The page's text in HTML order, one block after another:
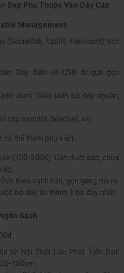
Đẹp Phụ Thuộc Vào Dây Cáp
Management
(Secretlab, Uplift, Flexispot) tích
Dây điện và USB đi qua gọn
dưới: Giấu toàn bộ dây nguồn,
cáp monitor, headset, v.v.
có thể thêm phụ kiện:
(100-300K): Gắn dưới bàn, chứa
theo cạnh bàn, gọn gàng mà rẻ.
bó dây lại thành 1 bó duy nhất.
Sách
từ Nội Thất Lộc Phát, Tiến Đạt:
160cm.